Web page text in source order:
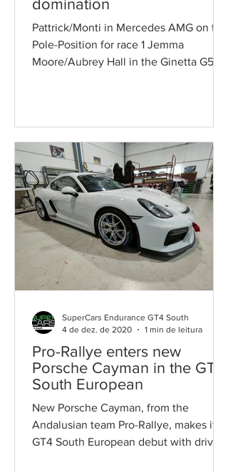
domination
Pattrick/Monti in Mercedes AMG on the
Pole-Position for race 1 Jemma
Moore/Aubrey Hall in the Ginetta G50
Pro-Rallye enters new
Porsche Cayman in the GT4
South European
New Porsche Cayman, from the
Andalusian team Pro-Rallye, makes its
GT4 South European debut with driver
SuperCars Endurance GT4 South
4 de dez. de 2020
1 min de leitura